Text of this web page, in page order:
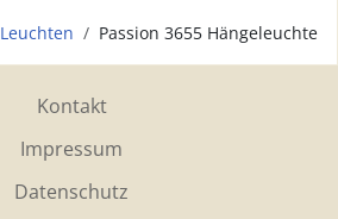
Leuchten Passion 3655 Hängeleuchte
Kontakt
Impressum
Datenschutz